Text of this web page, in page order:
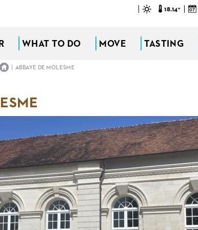
18.14° 07
WHAT TO DO MOVE TASTING
| ABBAYE DE MOLESME